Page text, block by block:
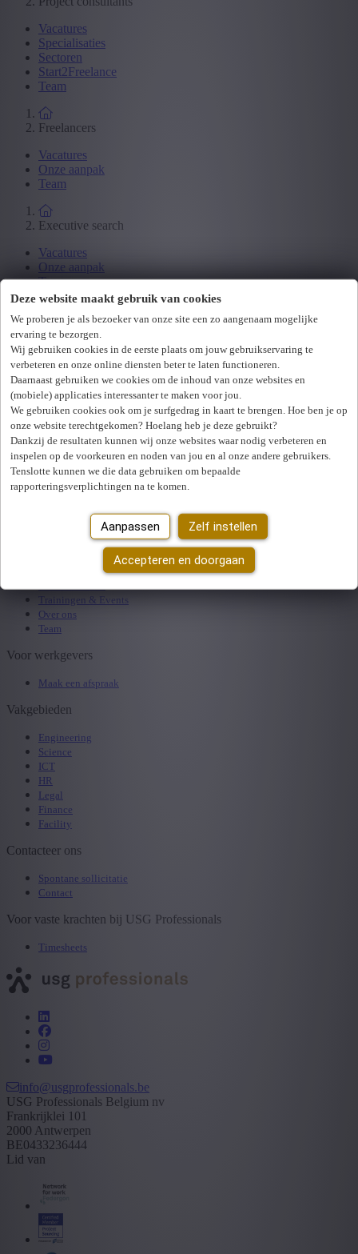
Deze website maakt gebruik van cookies
We proberen je als bezoeker van onze site een zo aangenaam mogelijke
ervaring te bezorgen.
Wij gebruiken cookies in de eerste plaats om jouw gebruikservaring te
verbeteren en onze online diensten beter te laten functioneren.
Daarnaast gebruiken we cookies om de inhoud van onze websites en
(mobiele) applicaties interessanter te maken voor jou.
We gebruiken cookies ook om je surfgedrag in kaart te brengen. Hoe ben je op
onze website terechtgekomen? Hoelang heb je deze gebruikt?
Dankzij de resultaten kunnen wij onze websites waar nodig verbeteren en
inspelen op de voorkeuren en noden van jou en al onze andere gebruikers.
Tenslotte kunnen we die data gebruiken om bepaalde
rapporteringsverplichtingen na te komen.
Aanpassen Zelf instellen
Accepteren en doorgaan
Vacatures
Specialisaties
Sectoren
Start2Freelance
Team
Freelancers
Vacatures
Onze aanpak
Team
Executive search
Vacatures
Onze aanpak
Team
Werkgevers
Over ons
Team
Loading...
Bedankt voor uw interesse!
Download ons rapport
Vacatures
Trainingen & Events
Over ons
Team
Voor werkgevers
Maak een afspraak
Vakgebieden
Engineering
Science
ICT
HR
Legal
Finance
Facility
Contacteer ons
Spontane sollicitatie
Contact
Voor vaste krachten bij USG Professionals
Timesheets
info@usgprofessionals.be
USG Professionals Belgium nv
Frankrijklei 101
2000 Antwerpen
BE0433236444
Lid van